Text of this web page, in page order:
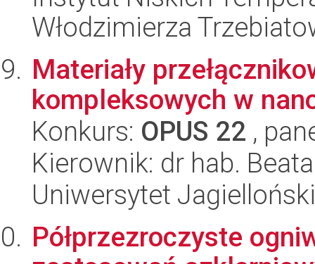
Włodzimierza
Materiały
kompleksowych w
Konkurs: OPUS 22 ,
Kierownik: dr hab.
Uniwersytet
Półprzezroczyste